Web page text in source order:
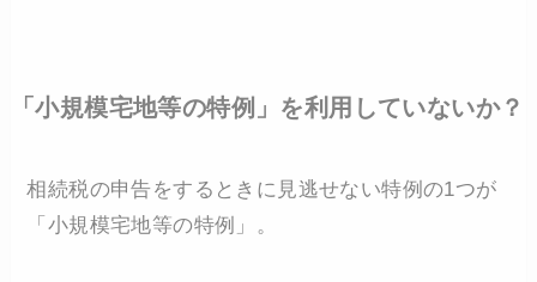
「小規模宅地等の特例」を利用していないか？
相続税の申告をするときに見逃せない特例の1つが
「小規模宅地等の特例」。